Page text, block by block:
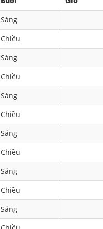
Sáng
Chiều
Sáng
Chiều
Sáng
Chiều
Sáng
Chiều
Sáng
Chiều
Sáng